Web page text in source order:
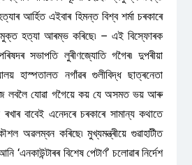
আৰ্হিত এইবাৰ হিমন্ত বিশ্ব শৰ্মা চৰকাৰে
হত্যা আৰম্ভ কৰিছে৷ – এই বিস্ফোৰক
সভাপতি লুৰীণজ্যোতি গগৈৰ৷ দুপৰীয়া
হাস্পতালত নগাঁৱৰ গুলীবিদ্ধ ছাত্ৰনেতা
বুজ লবলৈ যোৱা গগৈয়ে কয় যে অসমত ভয় আৰু
ৰখাৰ বাবেই এনেদৰে চৰকাৰে সামান্য কথাতে
অৱলম্বন কৰিছে৷ মুখ্যমন্ত্ৰীয়ে গুৱাহাটীত
‘এনকাউন্টাৰৰ বিশেষ পেটাৰ্ণ’ চলোৱাৰ নিৰ্দেশ